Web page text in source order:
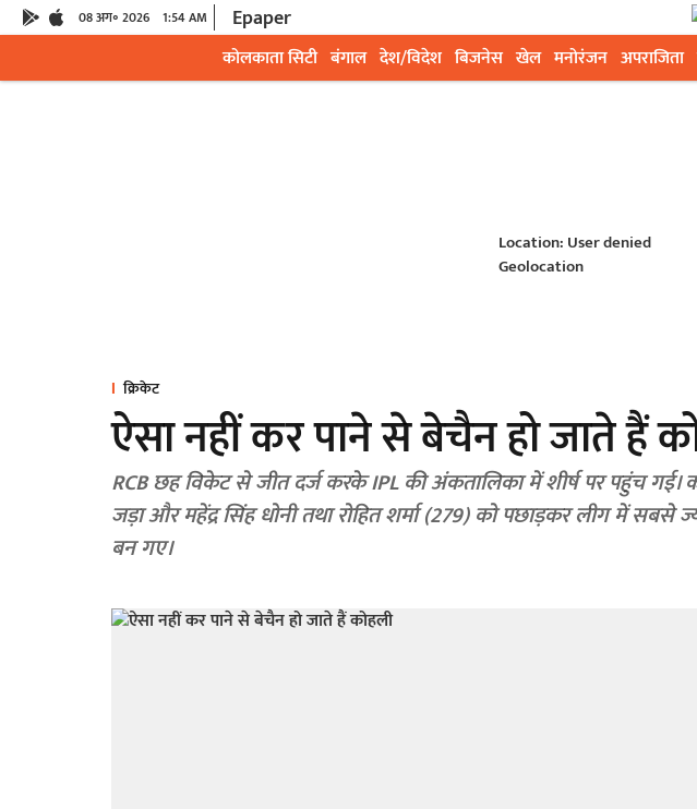
08 अग॰ 2026 1:54 AM Epaper
कोलकाता सिटी बंगाल देश/विदेश बिजनेस खेल मनोरंजन अपराजिता
Location: User denied
Geolocation
क्रिकेट
ऐसा नहीं कर पाने से बेचैन हो जाते हैं
RCB छह विकेट से जीत दर्ज करके IPL की अंकतालिका में शीर्ष पर पहुंच गई।
जड़ा और महेंद्र सिंह धोनी तथा रोहित शर्मा (279) को पछाड़कर लीग में सबसे
बन गए।